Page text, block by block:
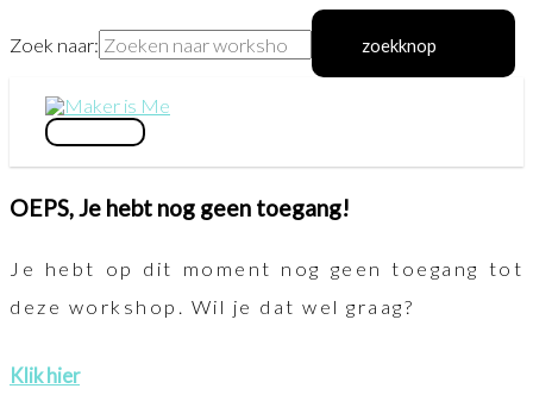
Zoek naar: zoekknop
de
inhoud
hoofdmenu
OEPS, Je hebt nog geen toegang!
Je hebt op dit moment nog geen toegang tot
deze workshop. Wil je dat wel graag?
Klik hier